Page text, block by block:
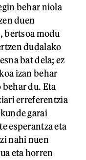
behar niola
duen
bertsoa modu
dudalako
bat dela; ez
izan behar
du. Eta
erreferentzia
garai
esperantza eta
nahi nuen
eta horren